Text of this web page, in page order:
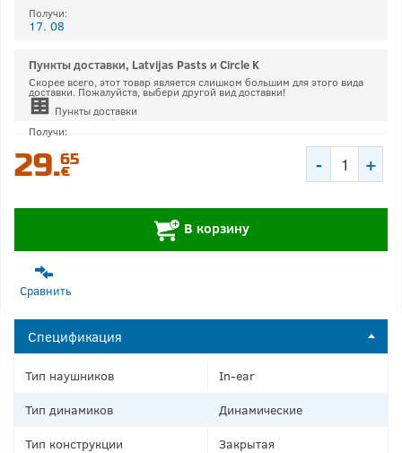
Получи:
17. 08
Пункты доставки, Latvijas Pasts и Circle K
Скорее всего, этот товар является слишком большим для этого вида
доставки. Пожалуйста, выбери другой вид доставки!
Пункты доставки
Получи:
- +
29.65
€
+В корзину
Сравнить
Спецификация
Тип наушников
In-ear
Тип динамиков
Динамические
Тип конструкции
Закрытая